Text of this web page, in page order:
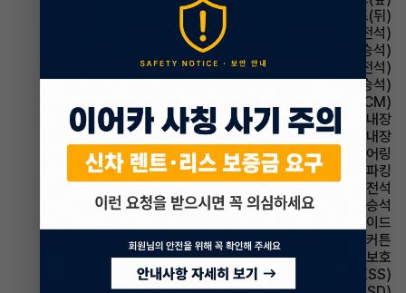
시트 열선시트(뒤)
시트 메모리시트(운전석)
시트 메모리시트(동승석)
시트 통풍시트(운전석)
시트 통풍시트(동승석)
룸미러 전자식 룸미러(ECM)
룸미러 하이패스 내장
스티어링휠 열선내장
스티어링휠 텔레스코픽 스티어링
파킹 전자식 파킹
에어백 운전석
에어백 동승석
에어백 사이드
에어백 커튼
에어백 무릎보호
주행안전 급제동경보시스템(ESS)